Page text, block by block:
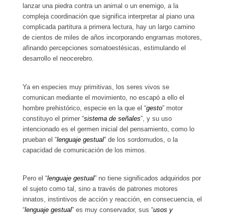
lanzar una piedra contra un animal o un enemigo, a la
compleja coordinación que significa interpretar al piano una
complicada partitura a primera lectura, hay un largo camino
de cientos de miles de años incorporando engramas motores,
afinando percepciones somatoestésicas, estimulando el
desarrollo el neocerebro.
Ya en especies muy primitivas, los seres vivos se
comunican mediante el movimiento, no escapó a ello el
hombre prehistórico, especie en la que el “gesto” motor
constituyo el primer “sistema de señales”, y su uso
intencionado es el germen inicial del pensamiento, como lo
prueban el “lenguaje gestual” de los sordomudos, o la
capacidad de comunicación de los mimos.
Pero el “lenguaje gestual” no tiene significados adquiridos por
el sujeto como tal, sino a través de patrones motores
innatos, instintivos de acción y reacción, en consecuencia, el
“lenguaje gestual” es muy conservador, sus “usos y